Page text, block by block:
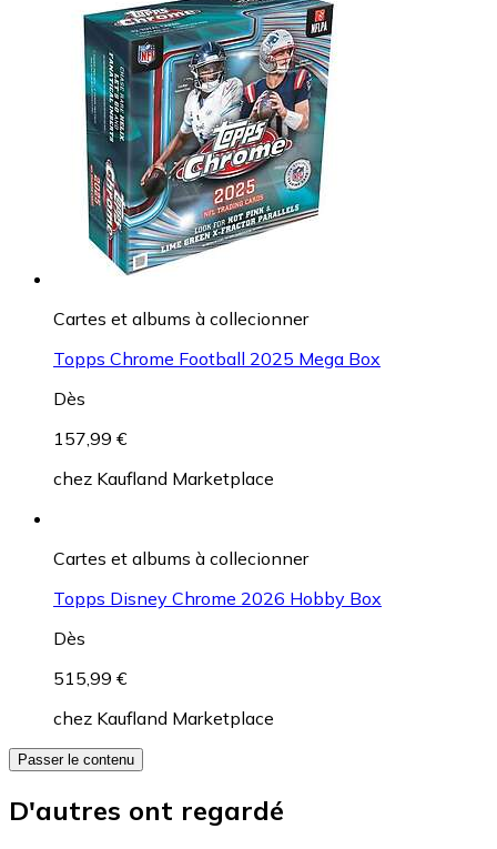
Cartes et albums à collecionner
Topps Chrome Football 2025 Mega Box
Dès
157,99 €
chez Kaufland Marketplace
Cartes et albums à collecionner
Topps Disney Chrome 2026 Hobby Box
Dès
515,99 €
chez Kaufland Marketplace
Passer le contenu
D'autres ont regardé